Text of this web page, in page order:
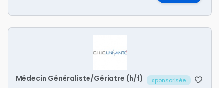
Médecin Généraliste/Gériatre (h/f) sponsorisée